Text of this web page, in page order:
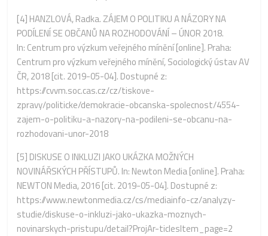
[4] HANZLOVÁ, Radka. ZÁJEM O POLITIKU A NÁZORY NA
PODÍLENÍ SE OBČANŮ NA ROZHODOVÁNÍ – ÚNOR 2018.
In: Centrum pro výzkum veřejného mínění [online]. Praha:
Centrum pro výzkum veřejného mínění, Sociologický ústav AV
ČR, 2018 [cit. 2019-05-04]. Dostupné z:
https://cvvm.soc.cas.cz/cz/tiskove-
zpravy/politicke/demokracie-obcanska-spolecnost/4554-
zajem-o-politiku-a-nazory-na-podileni-se-obcanu-na-
rozhodovani-unor-2018
[5] DISKUSE O INKLUZI JAKO UKÁZKA MOŽNÝCH
NOVINÁŘSKÝCH PŘÍSTUPŮ. In: Newton Media [online]. Praha:
NEWTON Media, 2016 [cit. 2019-05-04]. Dostupné z:
https://www.newtonmedia.cz/cs/mediainfo-cz/analyzy-
studie/diskuse-o-inkluzi-jako-ukazka-moznych-
novinarskych-pristupu/detail?ProjAr-ticlesItem_page=2